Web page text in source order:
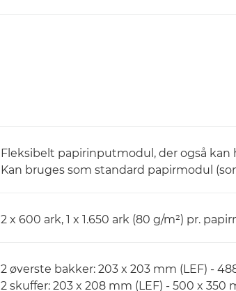
Fleksibelt papirinputmodul, der også
Kan bruges som standard papirmodul
2 x 600 ark, 1 x 1.650 ark (80 g/m²) pr.
2 øverste bakker: 203 x 203 mm (LEF) -
2 skuffer: 203 x 208 mm (LEF) - 500 x 350